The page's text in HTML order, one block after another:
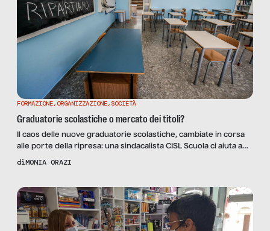
FORMAZIONE,ORGANIZZAZIONE, SOCIETÀ
Graduatorie scolastiche o mercato dei titoli?
Il caos delle nuove graduatorie scolastiche, cambiate in corsa
alle porte della ripresa: una sindacalista CISL Scuola ci aiuta a
inquadrarlo.
diMONIA ORAZI